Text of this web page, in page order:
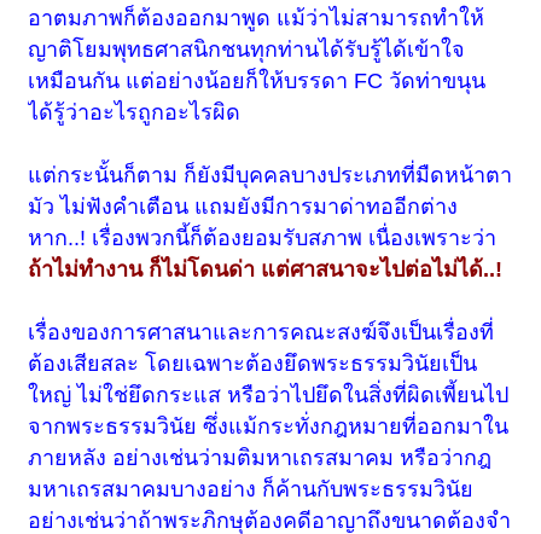
อาตมภาพก็ต้องออกมาพูด แม้ว่าไม่สามารถทำให้
ญาติโยมพุทธศาสนิกชนทุกท่านได้รับรู้ได้เข้าใจ
เหมือนกัน แต่อย่างน้อยก็ให้บรรดา FC วัดท่าขนุน
ได้รู้ว่าอะไรถูกอะไรผิด
แต่กระนั้นก็ตาม ก็ยังมีบุคคลบางประเภทที่มืดหน้าตา
มัว ไม่ฟังคำเตือน แถมยังมีการมาด่าทออีกต่าง
หาก..! เรื่องพวกนี้ก็ต้องยอมรับสภาพ เนื่องเพราะว่า
ถ้าไม่ทำงาน ก็ไม่โดนด่า แต่ศาสนาจะไปต่อไม่ได้..!
เรื่องของการศาสนาและการคณะสงฆ์จึงเป็นเรื่องที่
ต้องเสียสละ โดยเฉพาะต้องยึดพระธรรมวินัยเป็น
ใหญ่ ไม่ใช่ยึดกระแส หรือว่าไปยึดในสิ่งที่ผิดเพี้ยนไป
จากพระธรรมวินัย ซึ่งแม้กระทั่งกฎหมายที่ออกมาใน
ภายหลัง อย่างเช่นว่ามติมหาเถรสมาคม หรือว่ากฎ
มหาเถรสมาคมบางอย่าง ก็ค้านกับพระธรรมวินัย
อย่างเช่นว่าถ้าพระภิกษุต้องคดีอาญาถึงขนาดต้องจำ